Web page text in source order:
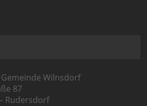
Wilnsdorf
87
Rudersdorf